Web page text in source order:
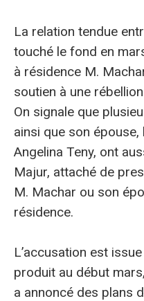
La relation tendue
touché le fond en
à résidence M.
soutien à une
On signale que
ainsi que son épouse,
Angelina Teny, ont
Majur, attaché de
M. Machar ou son
résidence.
L’accusation est
produit au début
a annoncé des plans